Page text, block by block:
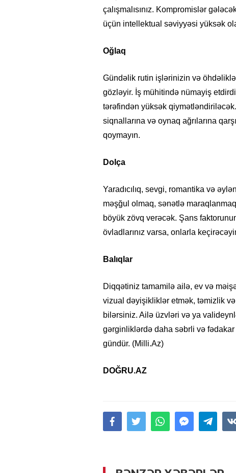
çalışmalısınız. Kompromislər
üçün intellektual səviyyəsi yüksək
Oğlaq
Gündəlik rutin işlərinizin və
gözləyir. İş mühitində nümayiş
tərəfindən yüksək
siqnallarına və oynaq ağrılarına
qoymayın.
Dolça
Yaradıcılıq, sevgi, romantika və
məşğul olmaq, sənətlə
böyük zövq verəcək. Şans
övladlarınız varsa, onlarla
Balıqlar
Diqqətiniz tamamilə ailə, ev və
vizual dəyişikliklər etmək, təmizlik
bilərsiniz. Ailə üzvləri və ya
gərginliklərdə daha səbrli və fədakar
gündür. (Milli.Az)
DOĞRU.AZ